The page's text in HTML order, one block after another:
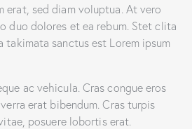
erat, sed diam voluptua. At vero
duo dolores et ea rebum. Stet clita
takimata sanctus est Lorem ipsum
ac vehicula. Cras congue eros
erat bibendum. Cras turpis
posuere lobortis erat.